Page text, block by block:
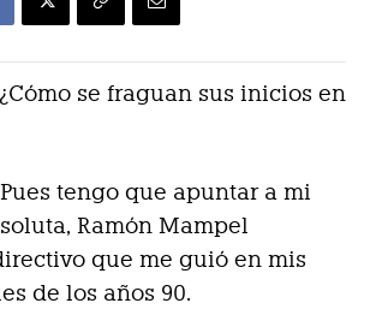
se fraguan sus inicios en
Pues tengo que apuntar a mi
Ramón Mampel
que me guió en mis
de los años 90.